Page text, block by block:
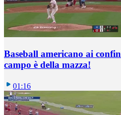
Baseball americano ai
campo è della mazza!
01:16